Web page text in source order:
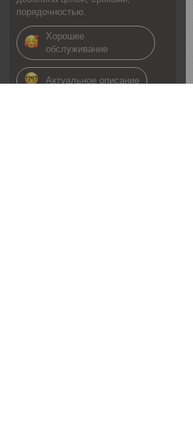
порядочностью.
Хорошее
обслуживание
Актуальное описание